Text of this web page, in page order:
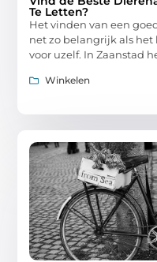
Te Letten?
Het vinden van een
net zo belangrijk als het
voor uzelf. In Zaanstad
Winkelen